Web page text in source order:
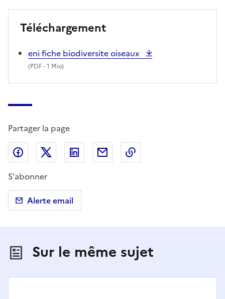
Téléchargement
eni fiche biodiversite oiseaux
(PDF- 1 Mio)
Partager la page
Partager sur Facebook
Partager sur X (anciennement Twitter)
Partager sur LinkedIn
Partager par email
S'abonner
Alerte email
Sur le même sujet